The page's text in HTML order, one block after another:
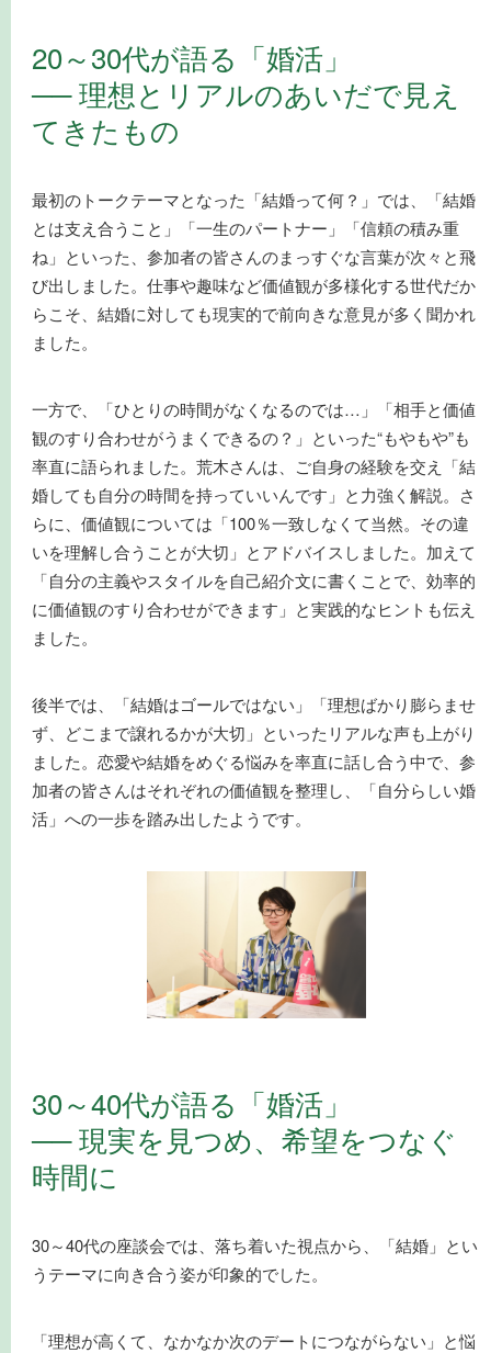
20～30代が語る「婚活」
── 理想とリアルのあいだで見え
てきたもの
最初のトークテーマとなった「結婚って何？」では、「結婚
とは支え合うこと」「一生のパートナー」「信頼の積み重
ね」といった、参加者の皆さんのまっすぐな言葉が次々と飛
び出しました。仕事や趣味など価値観が多様化する世代だか
らこそ、結婚に対しても現実的で前向きな意見が多く聞かれ
ました。
一方で、「ひとりの時間がなくなるのでは…」「相手と価値
観のすり合わせがうまくできるの？」といった“もやもや”も
率直に語られました。荒木さんは、ご自身の経験を交え「結
婚しても自分の時間を持っていいんです」と力強く解説。さ
らに、価値観については「100％一致しなくて当然。その違
いを理解し合うことが大切」とアドバイスしました。加えて
「自分の主義やスタイルを自己紹介文に書くことで、効率的
に価値観のすり合わせができます」と実践的なヒントも伝え
ました。
後半では、「結婚はゴールではない」「理想ばかり膨らませ
ず、どこまで譲れるかが大切」といったリアルな声も上がり
ました。恋愛や結婚をめぐる悩みを率直に話し合う中で、参
加者の皆さんはそれぞれの価値観を整理し、「自分らしい婚
活」への一歩を踏み出したようです。
30～40代が語る「婚活」
── 現実を見つめ、希望をつなぐ
時間に
30～40代の座談会では、落ち着いた視点から、「結婚」とい
うテーマに向き合う姿が印象的でした。
「理想が高くて、なかなか次のデートにつながらない」と悩